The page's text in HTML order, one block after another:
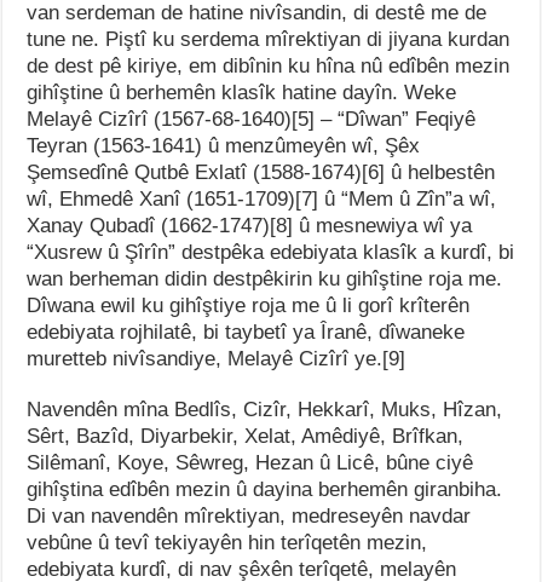
van serdeman de hatine nivîsandin, di destê me de
tune ne. Piştî ku serdema mîrektiyan di jiyana kurdan
de dest pê kiriye, em dibînin ku hîna nû edîbên mezin
gihîştine û berhemên klasîk hatine dayîn. Weke
Melayê Cizîrî (1567-68-1640)[5] – “Dîwan” Feqiyê
Teyran (1563-1641) û menzûmeyên wî, Şêx
Şemsedînê Qutbê Exlatî (1588-1674)[6] û helbestên
wî, Ehmedê Xanî (1651-1709)[7] û “Mem û Zîn”a wî,
Xanay Qubadî (1662-1747)[8] û mesnewiya wî ya
“Xusrew û Şîrîn” destpêka edebiyata klasîk a kurdî, bi
wan berheman didin destpêkirin ku gihîştine roja me.
Dîwana ewil ku gihîştiye roja me û li gorî krîterên
edebiyata rojhilatê, bi taybetî ya Îranê, dîwaneke
muretteb nivîsandiye, Melayê Cizîrî ye.[9]
Navendên mîna Bedlîs, Cizîr, Hekkarî, Muks, Hîzan,
Sêrt, Bazîd, Diyarbekir, Xelat, Amêdiyê, Brîfkan,
Silêmanî, Koye, Sêwreg, Hezan û Licê, bûne ciyê
gihîştina edîbên mezin û dayina berhemên giranbiha.
Di van navendên mîrektiyan, medreseyên navdar
vebûne û tevî tekiyayên hin terîqetên mezin,
edebiyata kurdî, di nav şêxên terîqetê, melayên